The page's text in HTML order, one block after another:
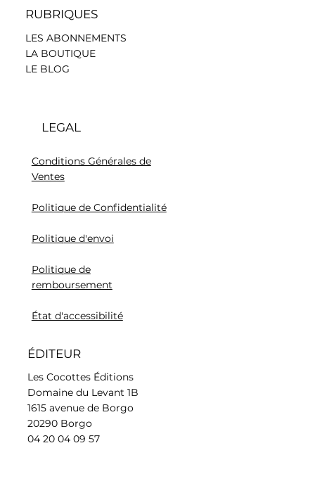
RUBRIQUES
LES ABONNEMENTS
LA BOUTIQUE
LE BLOG
LEGAL
Conditions Générales de
Ventes
Politique de Confidentialité
Politique d'envoi
Politique de
remboursement
État d'accessibilité
ÉDITEUR
Les Cocottes Éditions
Domaine du Levant 1B
1615 avenue de Borgo
20290 Borgo
04 20 04 09 57